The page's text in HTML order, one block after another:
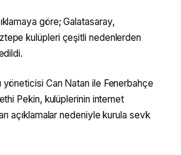
göre; Galatasaray,
kulüpleri çeşitli nedenlerden
yöneticisi Can Natan ile Fenerbahçe
Pekin, kulüplerinin internet
açıklamalar nedeniyle kurula sevk